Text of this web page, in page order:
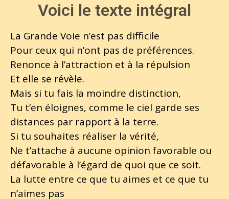
Voici le texte intégral
La Grande Voie n’est pas difficile
Pour ceux qui n’ont pas de préférences.
Renonce à l’attraction et à la répulsion
Et elle se révèle.
Mais si tu fais la moindre distinction,
Tu t’en éloignes, comme le ciel garde ses
distances par rapport à la terre.
Si tu souhaites réaliser la vérité,
Ne t’attache à aucune opinion favorable ou
défavorable à l’égard de quoi que ce soit.
La lutte entre ce que tu aimes et ce que tu
n’aimes pas